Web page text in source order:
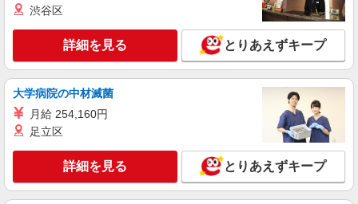
派遣社員
株式会社kotrio /●KM-H-2086592
高収入を目指したい方必見！未経験でも日収1
万〜可！看護助手
時給1450円〜2062円 ＜日払い有/週払い有/交
通費全支給(ガソリン代含む)＞
詳細を見る
派遣社員
渋谷区
詳細を見る とりあえずキープ
大学病院の中材滅菌
月給 254,160円
足立区
詳細を見る とりあえずキープ